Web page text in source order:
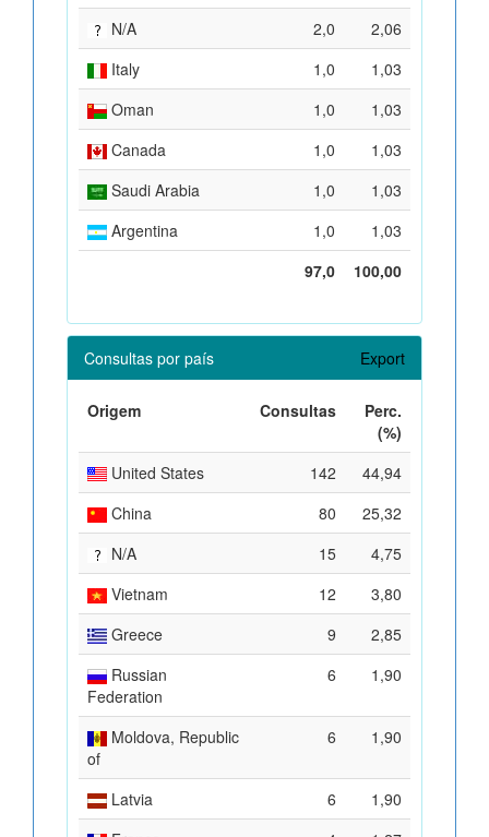
N/A 2,0
2,06
Italy
1,0
1,03
Oman
1,0
1,03
Canada
1,0
1,03
Saudi Arabia
1,0
1,03
Argentina
1,0
1,03
97,0
100,00
Consultas por país Export
Origem Consultas
Perc.
(%)
United States
142
44,94
China
80
25,32
N/A
15
4,75
Vietnam
12
3,80
Greece
9
2,85
Russian
Federation
6 1,90
Moldova, Republic
of
6 1,90
Latvia 6
1,90